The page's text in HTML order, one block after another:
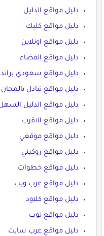
دليل مواقع الدليل
دليل مواقع كليك
دليل مواقع اونلاين
دليل مواقع الفضاء
دليل مواقع سعودي براند
دليل مواقع تبادل بالمجان
دليل مواقع الدليل السهل
دليل مواقع الاقرب
دليل مواقع موقعي
دليل مواقع روكيني
دليل مواقع خطوات
دليل مواقع عرب ويب
دليل مواقع كلاود
دليل مواقع توب
دليل مواقع عرب سايت